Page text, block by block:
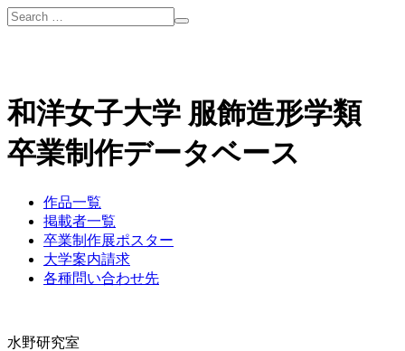
和洋女子大学 服飾造形学類
卒業制作データベース
作品一覧
掲載者一覧
卒業制作展ポスター
大学案内請求
各種問い合わせ先
水野研究室